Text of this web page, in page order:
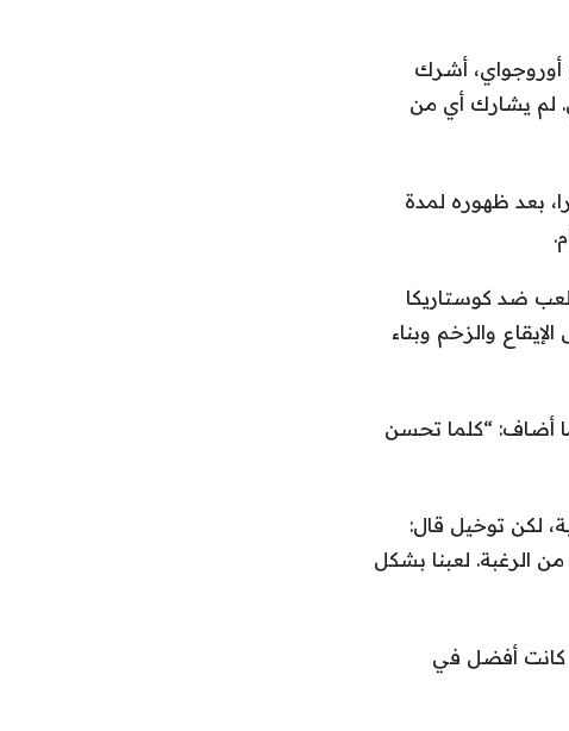
أشرك
لم يشارك أي من
بعد ظهوره لمدة
ضد كوستاريكا
والزخم وبناء
أضاف: “كلما تحسن
لكن توخيل قال:
الرغبة. لعبنا بشكل
كانت أفضل في